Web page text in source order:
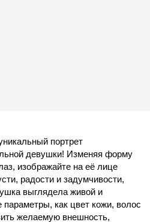
портрет
девушки! Изменяя форму
изображайте на её лице
радости и задумчивости,
выглядела живой и
как цвет кожи, волос
желаемую внешность,